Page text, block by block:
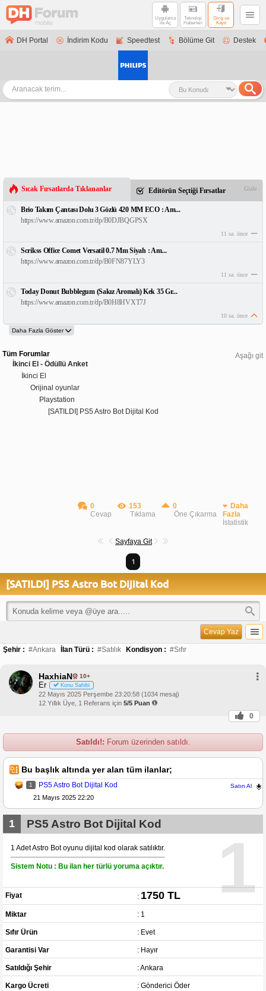
Uygulama
ile Aç
Teknoloji
Haberleri
Giriş ve
Kayıt
DH Portal İndirim Kodu Speedtest Bölüme Git Destek
Sıcak Fırsatlarda Tıklananlar Editörün Seçtiği Fırsatlar Gizle
Brio Takım Çantası Dolu 3 Gözlü 420 MM ECO : Am...
https://www.amazon.com.tr/dp/B0DJBQGPSX
11 sa. önce
Scrikss Office Comet Versatil 0.7 Mm Siyah : Am...
https://www.amazon.com.tr/dp/B0FN87YLY3
11 sa. önce
Today Donut Bubblegum (Sakız Aromalı) Kek 35 Gr...
https://www.amazon.com.tr/dp/B0H8HVXT7J
10 sa. önce
Aşağı git
Tüm Forumlar
İkinci El - Ödüllü Anket
İkinci El
Orijinal oyunlar
Playstation
[SATILDI] PS5 Astro Bot Dijital Kod
0
Cevap
153
Tıklama
0
Öne Çıkarma
Daha
Fazla
İstatistik
Sayfaya Git
1
[SATILDI] PS5 Astro Bot Dijital Kod
Cevap Yaz
Şehir : #Ankara İlan Türü : #Satılık Kondisyon : #Sıfır
HaxhiaN 10+
Er Konu Sahibi
22 Mayıs 2025 Perşembe 23:20:58 (1034 mesaj)
12 Yıllık Üye, 1 Referans için 5/5 Puan
0
Satıldı!: Forum üzerinden satıldı.
Bu başlık altında yer alan tüm ilanlar;
1 PS5 Astro Bot Dijital Kod Satın Al
21 Mayıs 2025 22:20
1
1 PS5 Astro Bot Dijital Kod
1 Adet Astro Bot oyunu dijital kod olarak satılıktır.
Sistem Notu : Bu ilan her türlü yoruma açıktır.
Fiyat : 1750 TL
Miktar : 1
Sıfır Ürün : Evet
Garantisi Var : Hayır
Satıldığı Şehir : Ankara
Kargo Ücreti : Gönderici Öder